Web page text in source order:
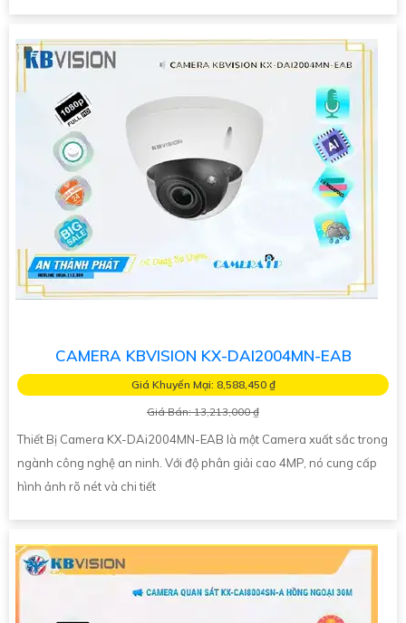
CAMERA KBVISION KX-DAI2004MN-EAB
Giá Khuyến Mại: 8,588,450 ₫
Giá Bán: 13,213,000 ₫
Thiết Bị Camera KX-DAi2004MN-EAB là một Camera xuất sắc trong
ngành công nghệ an ninh. Với độ phân giải cao 4MP, nó cung cấp
hình ảnh rõ nét và chi tiết